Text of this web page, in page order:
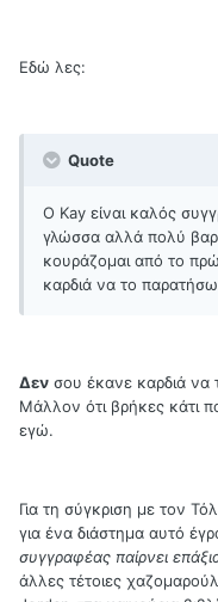
Εδώ λες:
Quote
Ο Kay είναι καλός
γλώσσα αλλά πολύ
κουράζομαι από το
καρδιά να το
Δεν σου έκανε καρδιά να
Μάλλον ότι βρήκες κάτι
εγώ.
Για τη σύγκριση με τον
για ένα διάστημα αυτό
συγγραφέας παίρνει
άλλες τέτοιες